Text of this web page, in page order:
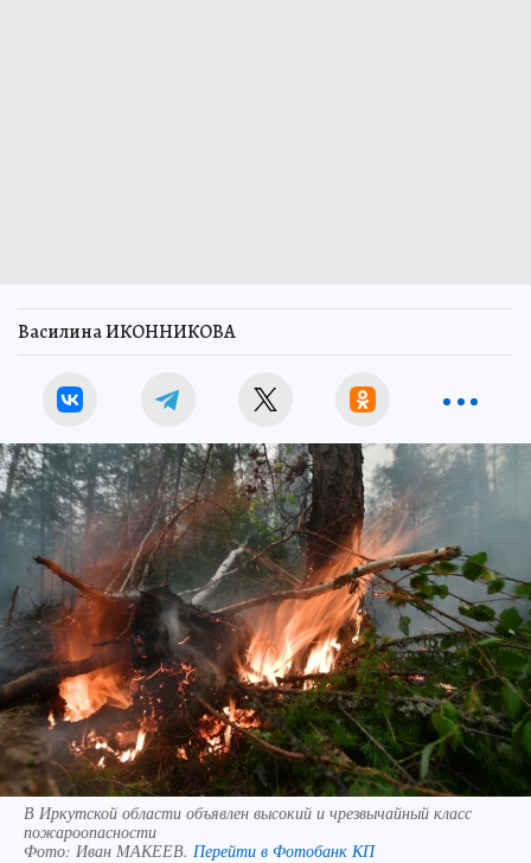
Василина ИКОННИКОВА
В Иркутской области объявлен высокий и чрезвычайный класс
пожароопасности
Фото: Иван МАКЕЕВ. Перейти в Фотобанк КП